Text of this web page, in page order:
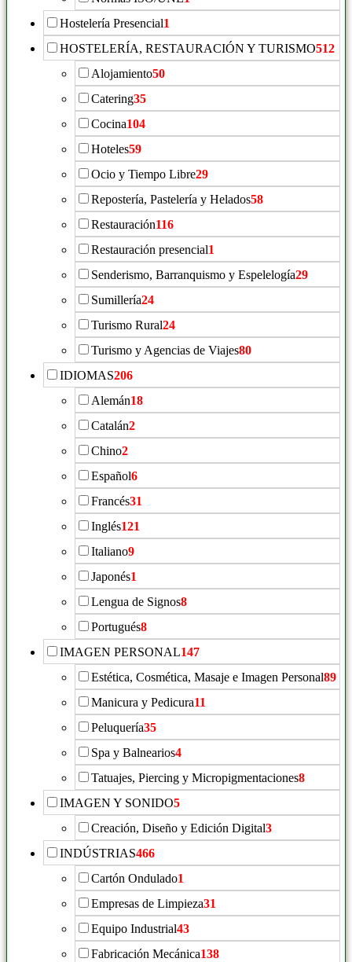
Hostelería Presencial1
HOSTELERÍA, RESTAURACIÓN Y TURISMO512
Alojamiento50
Catering35
Cocina104
Hoteles59
Ocio y Tiempo Libre29
Repostería, Pastelería y Helados58
Restauración116
Restauración presencial1
Senderismo, Barranquismo y Espelelogía29
Sumillería24
Turismo Rural24
Turismo y Agencias de Viajes80
IDIOMAS206
Alemán18
Catalán2
Chino2
Español6
Francés31
Inglés121
Italiano9
Japonés1
Lengua de Signos8
Portugués8
IMAGEN PERSONAL147
Estética, Cosmética, Masaje e Imagen Personal89
Manicura y Pedicura11
Peluquería35
Spa y Balnearios4
Tatuajes, Piercing y Micropigmentaciones8
IMAGEN Y SONIDO5
Creación, Diseño y Edición Digital3
INDÚSTRIAS466
Cartón Ondulado1
Empresas de Limpieza31
Equipo Industrial43
Fabricación Mecánica138